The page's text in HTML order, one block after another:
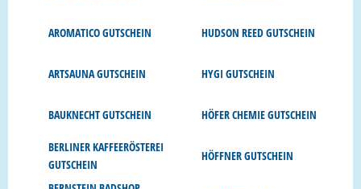
AROMATICO GUTSCHEIN
ARTSAUNA GUTSCHEIN
BAUKNECHT GUTSCHEIN
BERLINER KAFFEERÖSTEREI
GUTSCHEIN
HUDSON REED GUTSCHEIN
HYGI GUTSCHEIN
HÖFER CHEMIE GUTSCHEIN
HÖFFNER GUTSCHEIN